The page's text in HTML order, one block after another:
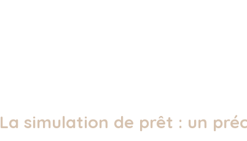
La simulation de prêt : un